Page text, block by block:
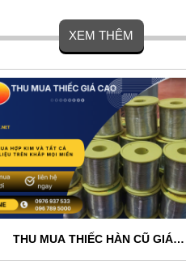
nhất thị trường. Thu mua tận
nơi, thủ tục nhanh gọn, thanh
toán nhanh dứt điểm trong 5
phút. Liên hệ ngay.
XEM THÊM
THU MUA THIẾC HÀN CŨ GIÁ